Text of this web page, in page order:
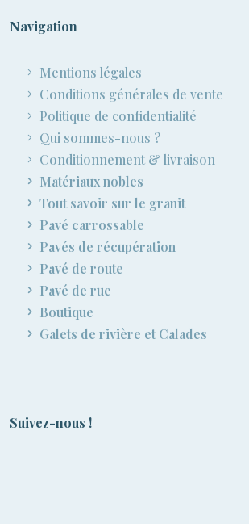
Navigation
Mentions légales
Conditions générales de vente
Politique de confidentialité
Qui sommes-nous ?
Conditionnement & livraison
Matériaux nobles
Tout savoir sur le granit
Pavé carrossable
Pavés de récupération
Pavé de route
Pavé de rue
Boutique
Galets de rivière et Calades
Suivez-nous !